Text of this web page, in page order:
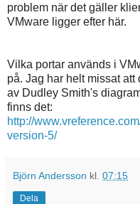
problem när det gäller
VMware ligger efter här.
Vilka portar används i
på. Jag har helt missat
av Dudley Smith's
finns det:
http://
version-5/
Björn Andersson kl. 07:15
Dela